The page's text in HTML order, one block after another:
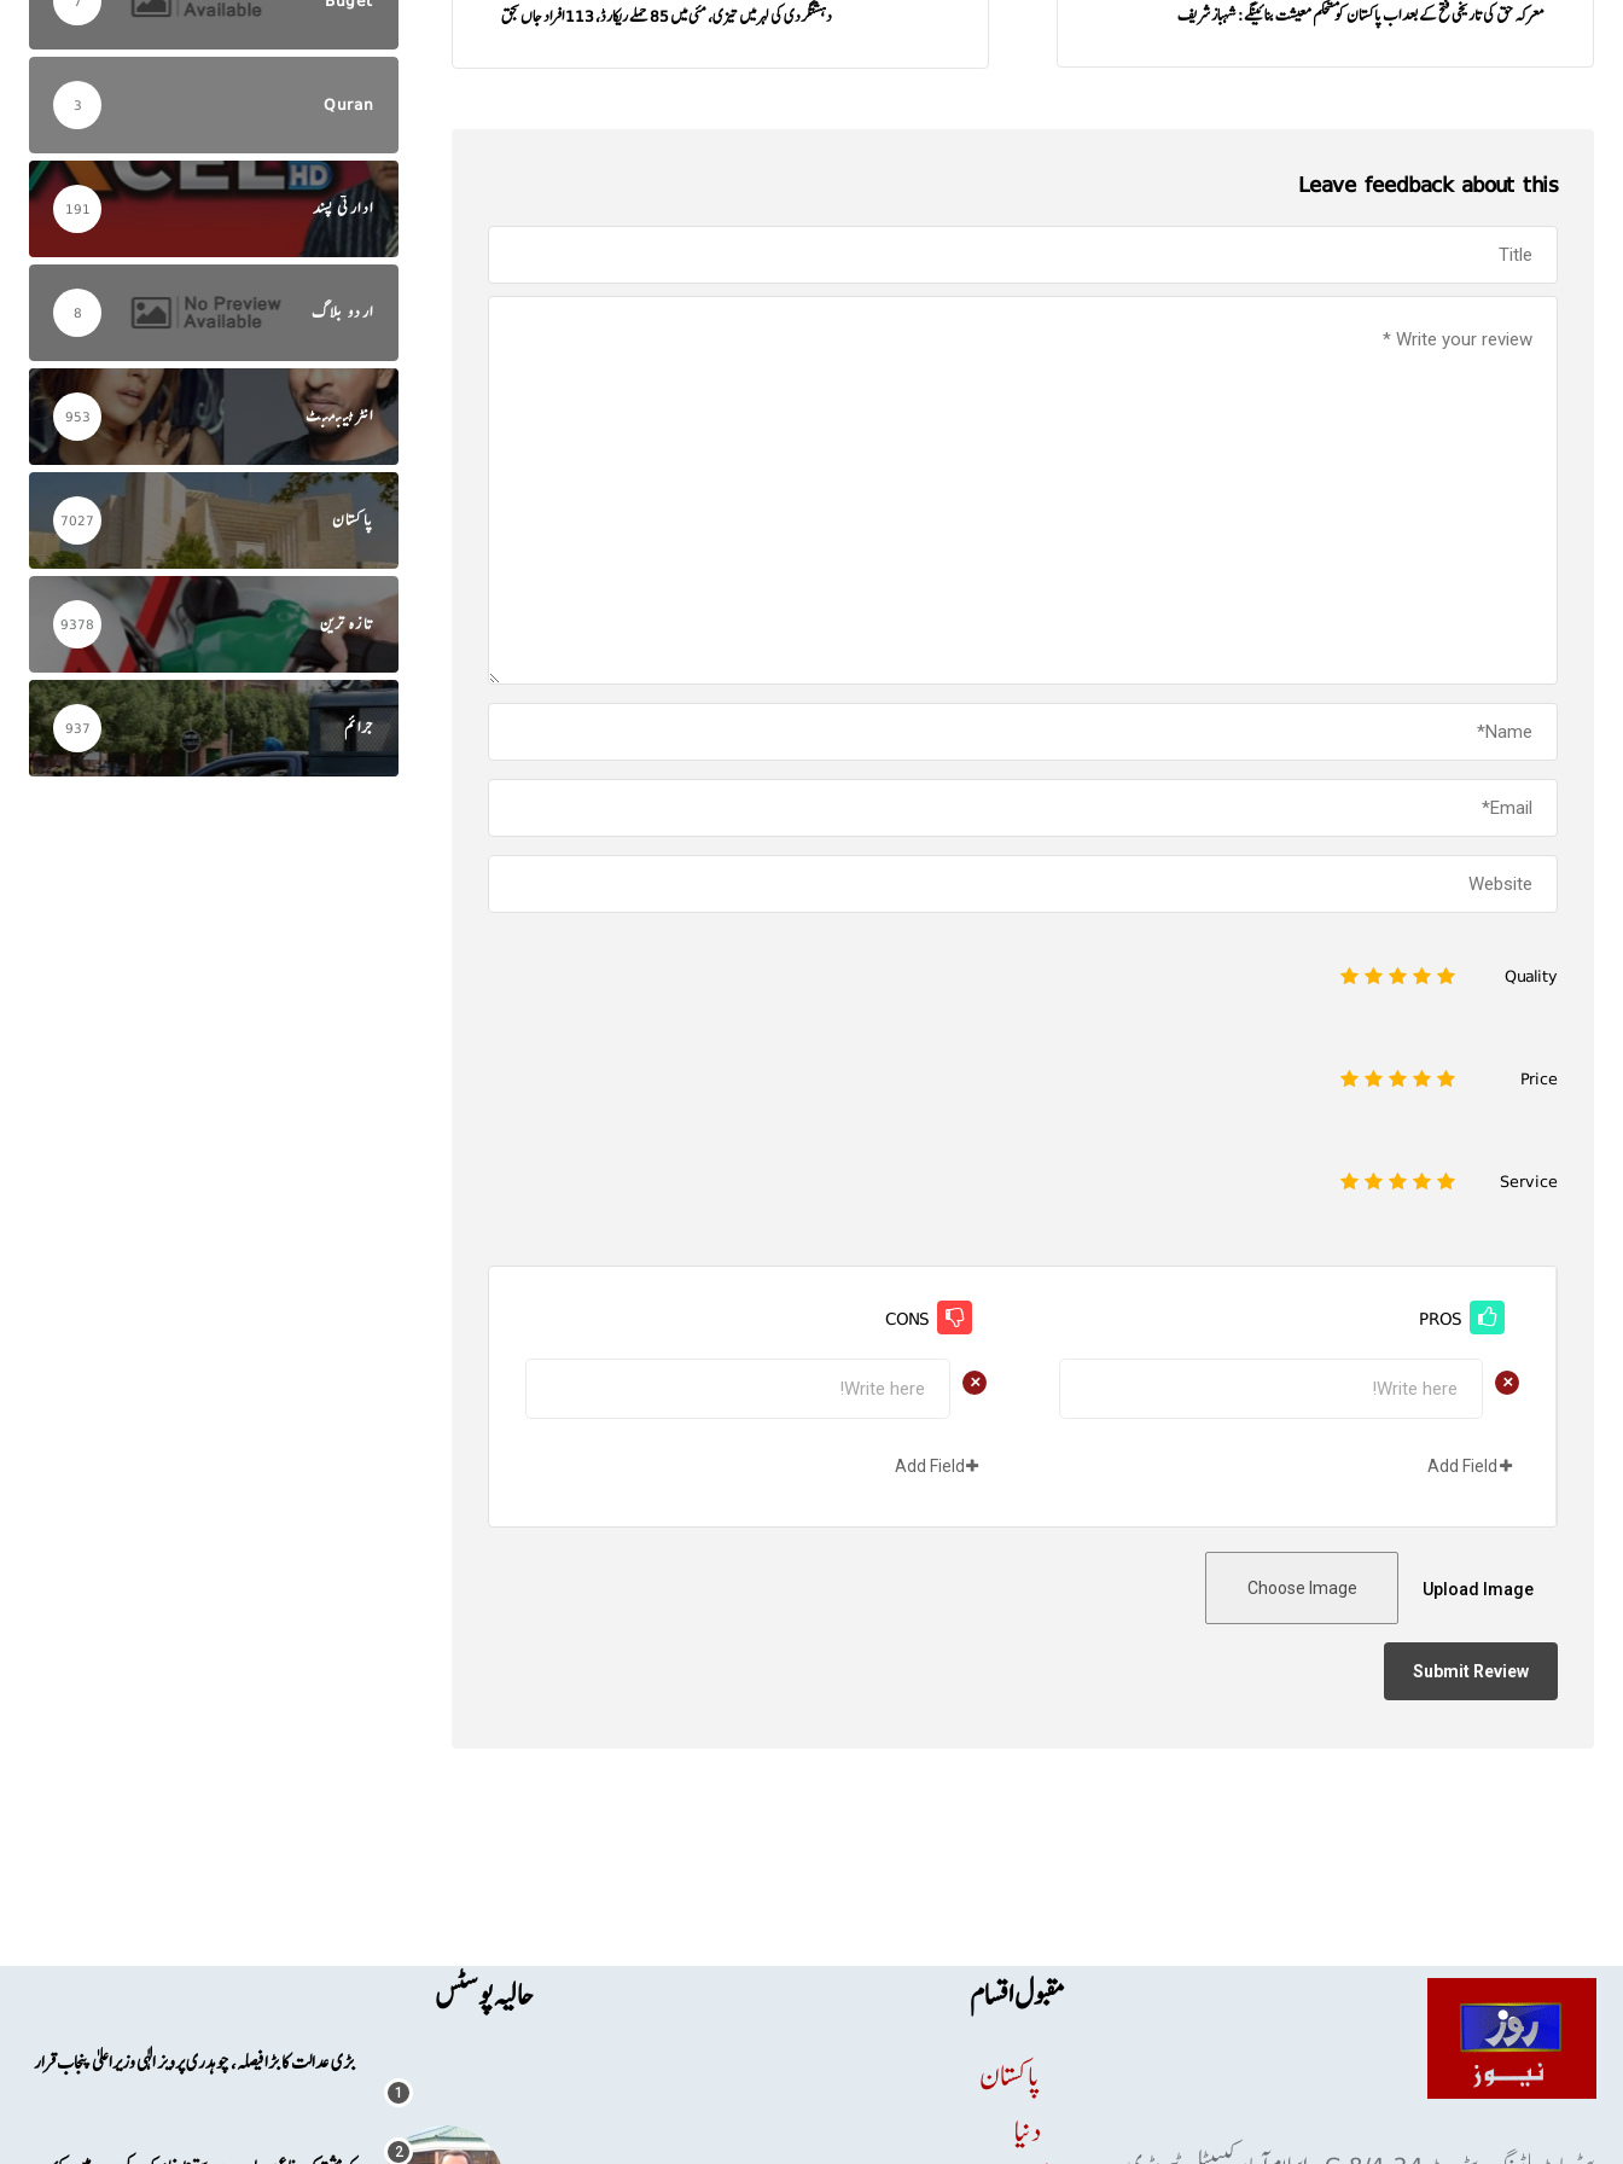
معرکہ حق کی تاریخی فتح کے بعد اب پاکستان کو مستحکم معیشت بنائینگے: شہباز شریف دہشتگردی کی لہر میں تیزی، مئی میں 85 حملے ریکارڈ، 113 افراد جاں بحق
Leave feedback about this
Quality
5
4
3
2
Price
5
4
3
2
Service
5
4
3
2
PROS
+
Add Field
CONS
+
Add Field
Upload Image
Choose Image
Quran
3
ادارتی پسند 191
اردو بلاگ 8
انٹرٹینمنٹ 953
پاکستان 7027
تازہ ترین 9378
جرائم 937
مقبول اقسام
پاکستان
دنیا
حالیہ پوسٹس
بڑی عدالت کا بڑا فیصلہ، چوہدری پرویز الٰہی وزیراعلیٰ پنجاب قرار